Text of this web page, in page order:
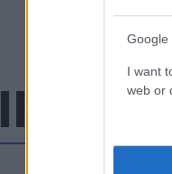
Google
I want
web or